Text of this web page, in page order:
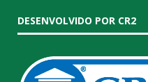
DESENVOLVIDO POR CR2